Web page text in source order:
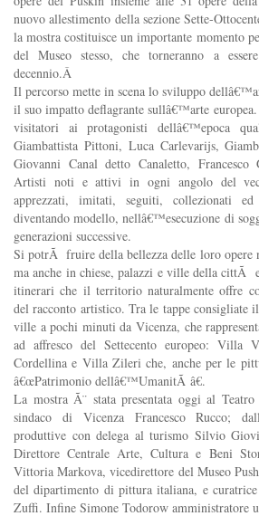
nuovo allestimento della sezione Sette-
la mostra costituisce un importante momento
del Museo stesso, che torneranno a
decennio.Â
Il percorso mette in scena lo sviluppo
il suo impatto deflagrante sullâ€™arte
visitatori ai protagonisti dellâ€™epoca
Giambattista Pittoni, Luca Carlevarijs,
Giovanni Canal detto Canaletto,
Artisti noti e attivi in ogni angolo del
apprezzati, imitati, seguiti, collezionati ed
diventando modello, nellâ€™esecuzione di
generazioni successive.
Si potrÃ fruire della bellezza delle loro opere
ma anche in chiese, palazzi e ville della cittÃ
itinerari che il territorio naturalmente offre
del racconto artistico. Tra le tappe consigliate
ville a pochi minuti da Vicenza, che
ad affresco del Settecento europeo: Villa
Cordellina e Villa Zileri che, anche per le
â€œPatrimonio dellâ€™UmanitÃ â€.
La mostra Ã¨ stata presentata oggi al
sindaco di Vicenza Francesco Rucco;
produttive con delega al turismo Silvio
Direttore Centrale Arte, Cultura e Beni
Vittoria Markova, vicedirettore del Museo
del dipartimento di pittura italiana, e
Zuffi. Infine Simone Todorow amministratore